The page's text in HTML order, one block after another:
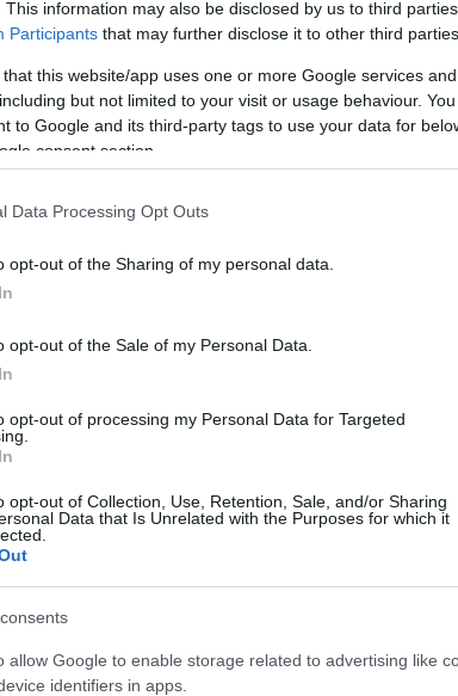
This information may also be disclosed by us to third
Participants that may further disclose it to other third parties.
that this website/app uses one or more Google services
but not limited to your visit or usage behaviour.
to Google and its third-party tags to use your data for
consent section.
Data Processing Opt Outs
opt-out of the Sharing of my personal data.
opt-out of the Sale of my Personal Data.
opt-out of processing my Personal Data for Targeted
opt-out of Collection, Use, Retention, Sale, and/or Sharing
Data that Is Unrelated with the Purposes for which it
allow Google to enable storage related to advertising like
identifiers in apps.
trackback címe:
api/trackback/id/15339816
nem vállal, azokat nem ellenőrzi. Kifogás esetén forduljon a blog
feltételekbenés azadatvédelmi tájékoztatóban.
2019.12.05. 17:10:05
esetben azt is megjósolták volna, hogy
minden megyehatárra, s lőparancsot ad ki.